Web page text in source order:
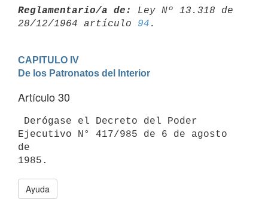
Reglamentario/a de:
Ley Nº 13.318 de
28/12/1964 artículo 94
CAPITULO IV
De los Patronatos del Interior
Artículo 30
Ejecutivo N° 417/985 de 6 de agosto
de
Ayuda